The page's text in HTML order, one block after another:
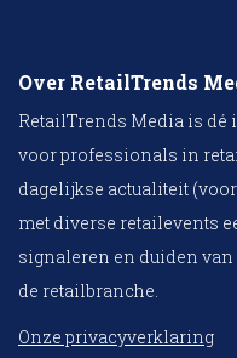
Over RetailTrends
RetailTrends Media is
voor professionals in
dagelijkse actualiteit
met diverse retailevents
signaleren en duiden
de retailbranche.
Onze privacyverklaring